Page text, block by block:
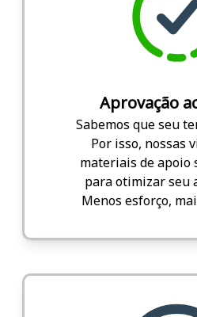
Aprovação
Sabemos que seu
Por isso, nossas
materiais de apoio
para otimizar seu
Menos esforço,